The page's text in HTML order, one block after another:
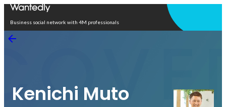
Business social network with 4M professionals
Kenichi Muto